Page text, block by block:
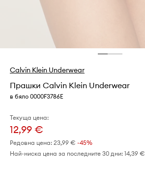
Calvin Klein Underwear
Прашки Calvin Klein Underwear
в бяло 0000F3786E
Текуща цена:
12,99 €
Редовна цена: 23,99 € -45%
Най-ниска цена за последните 30 дни: 14,39 €